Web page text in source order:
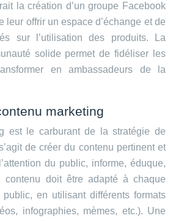
la création d’un groupe Facebook
leur offrir un espace d’échange et de
sur l’utilisation des produits. La
solide permet de fidéliser les
en ambassadeurs de la
marketing
est le carburant de la stratégie de
de créer du contenu pertinent et
du public, informe, éduque,
contenu doit être adapté à chaque
en utilisant différents formats
infographies, mèmes, etc.). Une